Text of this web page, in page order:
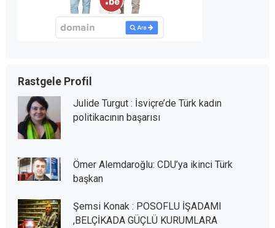
Rastgele Profil
Julide Turgut : İsviçre’de Türk kadın
politikacının başarısı
Ömer Alemdaroğlu: CDU’ya ikinci Türk
başkan
Şemsi Konak : POSOFLU İŞADAMI
,BELÇİKADA GÜÇLÜ KURUMLARA